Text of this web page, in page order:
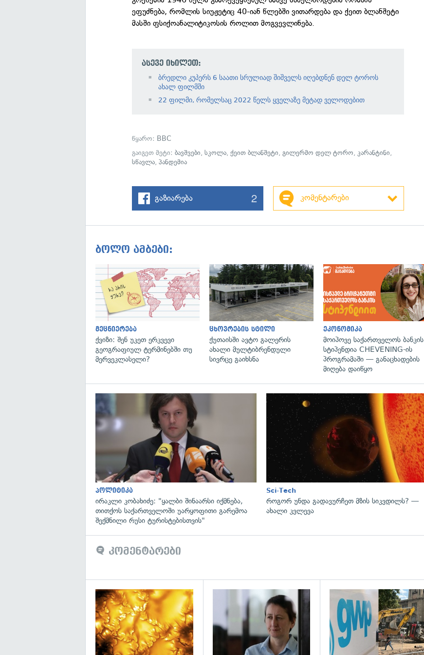
ეფუძნება, რომლის სიუჟეტიც 40-იან წლებში ვითარდება და ქეით ბლანშეტი
მასში ფსიქოანალიტიკოსის როლით მოგვევლინება.
ასევე იხილეთ:
ბრედლი კუპერს 6 საათი სრულიად შიშველს იღებდნენ დელ ტოროს
ახალ ფილმში
22 ფილმი, რომელსაც 2022 წელს ყველაზე მეტად ველოდებით
წყარო: BBC
გაიგეთ მეტი:ბავშვები,სკოლა,ქეით ბლანშეტი,გილერმო დელ ტორო,კარანტინი,
სწავლა,პანდემია
გაზიარება 2 კომენტარები
ბოლო ამბები:
მეცნიერება
ქვიზი: შენ უკეთ ერკვევი
გეოგრაფიულ ტერმინებში თუ
მერვეკლასელი?
ცხოვრების სტილი
ქუთაისში ავტო გალერის
ახალი მულტიბრენდული
სივრცე გაიხსნა
ეკონომიკა
მოიპოვე საქართველოს ბანკის
სტიპენდია CHEVENING-ის
პროგრამაში — განაცხადების
მიღება დაიწყო
გადახედვა
პოლიტიკა
ირაკლი კობახიძე: "ყალბი შინაარსი იქმნება,
თითქოს საქართველოში უარყოფითი გარემოა
შექმნილი რუსი ტურისტებისთვის"
Sci-Tech
როგორ უნდა გადავურჩეთ მზის სიკვდილს? —
ახალი კვლევა
კომენტარები
გადახედვა